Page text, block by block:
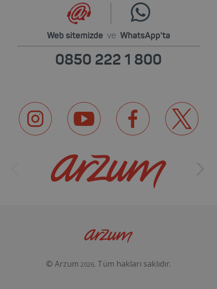
Web sitemizde ve WhatsApp'ta
0850 222 1 800
© Arzum 2026. Tüm hakları saklıdır.